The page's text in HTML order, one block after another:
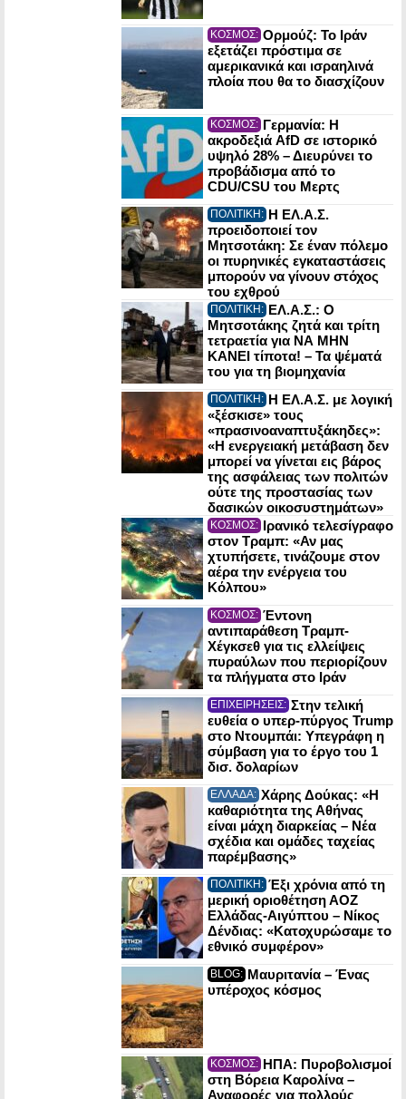
ΚΟΣΜΟΣ: Ορμούζ: Το Ιράν
εξετάζει πρόστιμα σε
αμερικανικά και ισραηλινά
πλοία που θα το διασχίζουν
ΚΟΣΜΟΣ: Γερμανία: Η
ακροδεξιά AfD σε ιστορικό
υψηλό 28% – Διευρύνει το
προβάδισμα από το
CDU/CSU του Μερτς
ΠΟΛΙΤΙΚΗ: Η ΕΛ.Α.Σ.
προειδοποιεί τον
Μητσοτάκη: Σε έναν πόλεμο
οι πυρηνικές εγκαταστάσεις
μπορούν να γίνουν στόχος
του εχθρού
ΠΟΛΙΤΙΚΗ: ΕΛ.Α.Σ.: Ο
Μητσοτάκης ζητά και τρίτη
τετραετία για ΝΑ ΜΗΝ
ΚΑΝΕΙ τίποτα! – Τα ψέματά
του για τη βιομηχανία
ΠΟΛΙΤΙΚΗ: Η ΕΛ.Α.Σ. με λογική
«ξέσκισε» τους
«πρασινοαναπτυξάκηδες»:
«Η ενεργειακή μετάβαση δεν
μπορεί να γίνεται εις βάρος
της ασφάλειας των πολιτών
ούτε της προστασίας των
δασικών οικοσυστημάτων»
ΚΟΣΜΟΣ: Ιρανικό τελεσίγραφο
στον Τραμπ: «Αν μας
χτυπήσετε, τινάζουμε στον
αέρα την ενέργεια του
Κόλπου»
ΚΟΣΜΟΣ: Έντονη
αντιπαράθεση Τραμπ-
Χέγκσεθ για τις ελλείψεις
πυραύλων που περιορίζουν
τα πλήγματα στο Ιράν
ΕΠΙΧΕΙΡΗΣΕΙΣ: Στην τελική
ευθεία ο υπερ-πύργος Trump
στο Ντουμπάι: Υπεγράφη η
σύμβαση για το έργο του 1
δισ. δολαρίων
ΕΛΛΑΔΑ: Χάρης Δούκας: «Η
καθαριότητα της Αθήνας
είναι μάχη διαρκείας – Νέα
σχέδια και ομάδες ταχείας
παρέμβασης»
ΠΟΛΙΤΙΚΗ: Έξι χρόνια από τη
μερική οριοθέτηση ΑΟΖ
Ελλάδας-Αιγύπτου – Νίκος
Δένδιας: «Κατοχυρώσαμε το
εθνικό συμφέρον»
BLOG: Μαυριτανία – Ένας
υπέροχος κόσμος
ΚΟΣΜΟΣ: ΗΠΑ: Πυροβολισμοί
στη Βόρεια Καρολίνα –
Αναφορές για πολλούς